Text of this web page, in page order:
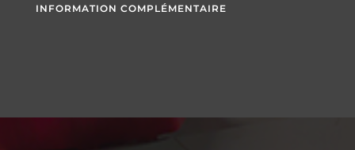
INFORMATION COMPLÉMENTAIRE